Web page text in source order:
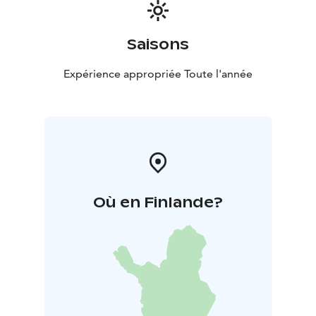
Saisons
Expérience appropriée Toute l'année
Où en Finlande?